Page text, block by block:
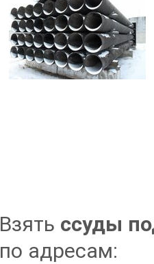
Взять ссуды
по адресам: